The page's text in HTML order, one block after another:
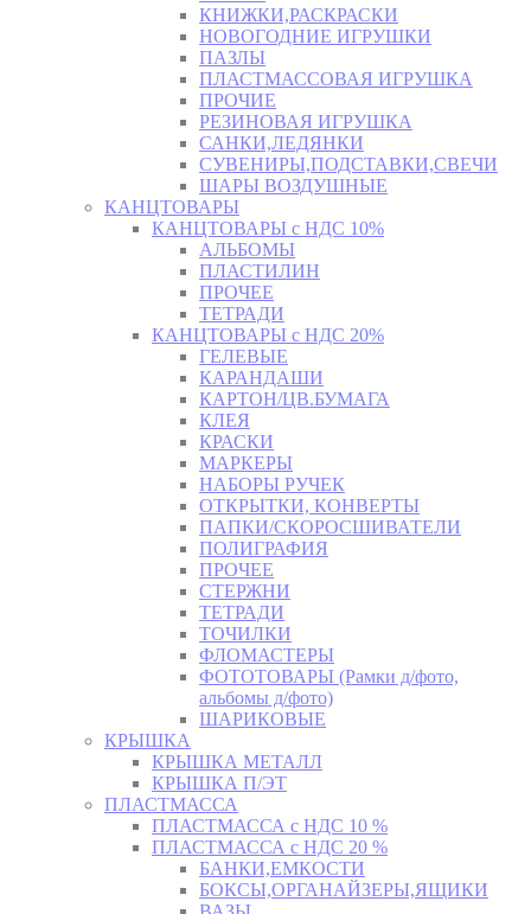
КНИЖКИ,РАСКРАСКИ
НОВОГОДНИЕ ИГРУШКИ
ПАЗЛЫ
ПЛАСТМАССОВАЯ ИГРУШКА
ПРОЧИЕ
РЕЗИНОВАЯ ИГРУШКА
САНКИ,ЛЕДЯНКИ
СУВЕНИРЫ,ПОДСТАВКИ,СВЕЧИ
ШАРЫ ВОЗДУШНЫЕ
КАНЦТОВАРЫ
КАНЦТОВАРЫ с НДС 10%
АЛЬБОМЫ
ПЛАСТИЛИН
ПРОЧЕЕ
ТЕТРАДИ
КАНЦТОВАРЫ с НДС 20%
ГЕЛЕВЫЕ
КАРАНДАШИ
КАРТОН/ЦВ.БУМАГА
КЛЕЯ
КРАСКИ
МАРКЕРЫ
НАБОРЫ РУЧЕК
ОТКРЫТКИ, КОНВЕРТЫ
ПАПКИ/СКОРОСШИВАТЕЛИ
ПОЛИГРАФИЯ
ПРОЧЕЕ
СТЕРЖНИ
ТЕТРАДИ
ТОЧИЛКИ
ФЛОМАСТЕРЫ
ФОТОТОВАРЫ (Рамки д/фото,
альбомы д/фото)
ШАРИКОВЫЕ
КРЫШКА
КРЫШКА МЕТАЛЛ
КРЫШКА П/ЭТ
ПЛАСТМАССА
ПЛАСТМАССА с НДС 10 %
ПЛАСТМАССА с НДС 20 %
БАНКИ,ЕМКОСТИ
БОКСЫ,ОРГАНАЙЗЕРЫ,ЯЩИКИ